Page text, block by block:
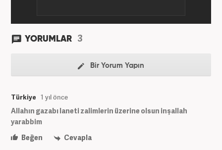
YORUMLAR 3
Bir Yorum Yapın
Türkiye 1 yıl önce
Allahın gazabı laneti zalimlerin üzerine olsun inşallah
yarabbim
Beğen
Cevapla